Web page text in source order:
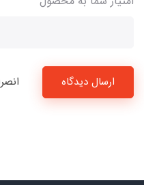
ارسال دیدگاه